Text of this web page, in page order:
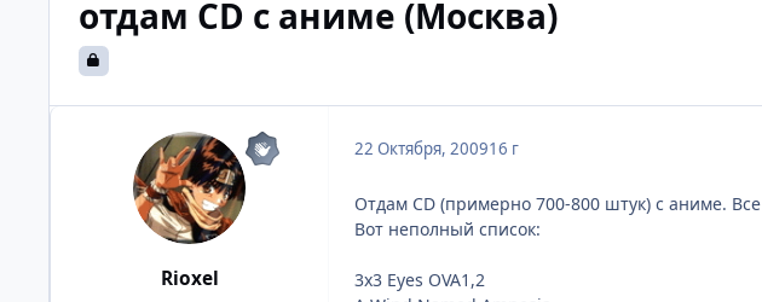
отдам CD с аниме (Москва)
Rioxel
22 Октября, 200916 г
Отдам CD (примерно 700-800 штук) с аниме.
Вот неполный список:
3x3 Eyes OVA1,2